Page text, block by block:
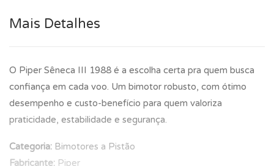
Mais Detalhes
O Piper Sêneca III 1988 é a escolha certa pra quem busca
confiança em cada voo. Um bimotor robusto, com ótimo
desempenho e custo-benefício para quem valoriza
praticidade, estabilidade e segurança.
Categoria: Bimotores a Pistão
Fabricante: Piper